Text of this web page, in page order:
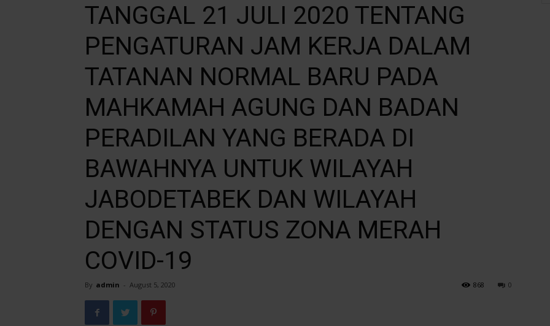
IV-
14
Pontianak
TANGGAL 21 JULI 2020 TENTANG
PENGATURAN JAM KERJA DALAM
TATANAN NORMAL BARU PADA
MAHKAMAH AGUNG DAN BADAN
PERADILAN YANG BERADA DI
BAWAHNYA UNTUK WILAYAH
JABODETABEK DAN WILAYAH
DENGAN STATUS ZONA MERAH
COVID-19
By admin - August 5, 2020 0
868